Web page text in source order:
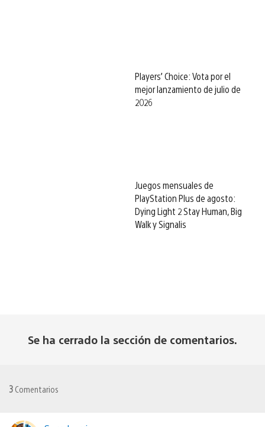
Players’ Choice: Vota por el
mejor lanzamiento de julio de
2026
Juegos mensuales de
PlayStation Plus de agosto:
Dying Light 2 Stay Human, Big
Walk y Signalis
Se ha cerrado la sección de comentarios.
3 Comentarios